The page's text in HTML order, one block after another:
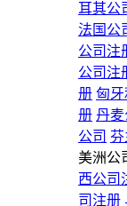
耳其公
法国公
公司注
公司注
册 匈
册 丹
公司 芬
美洲公
西公司
司注册